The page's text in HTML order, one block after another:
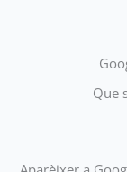
Que